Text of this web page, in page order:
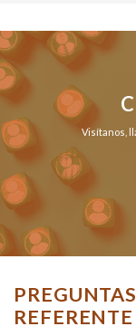
Visítanos,